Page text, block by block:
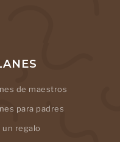
de maestros
para padres
un regalo